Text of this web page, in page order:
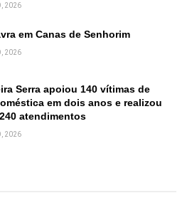
2026
em Canas de Senhorim
2026
Serra apoiou 140 vítimas de
em dois anos e realizou
atendimentos
2026